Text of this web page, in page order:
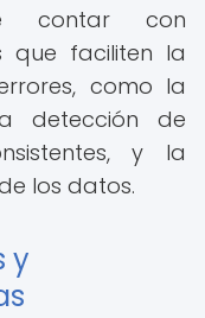
contar con
que faciliten la
como la
detección de
y la
los datos.
y